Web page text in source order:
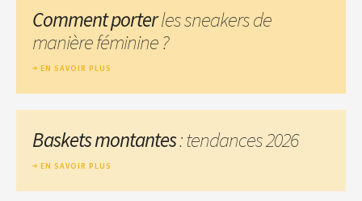
Comment porterles sneakers de
manière féminine ?
EN SAVOIR PLUS
Baskets montantes: tendances 2026
EN SAVOIR PLUS